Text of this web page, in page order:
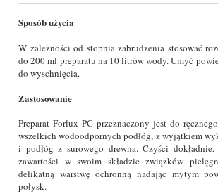
Sposób użycia
W zależności od stopnia zabrudzenia stosować
do 200 ml preparatu na 10 litrów wody. Umyć
do wyschnięcia.
Zastosowanie
Preparat Forlux PC przeznaczony jest do
wszelkich wodoodpornych podłóg, z wyjątkiem
i podłóg z surowego drewna. Czyści
zawartości w swoim składzie związków
delikatną warstwę ochronną nadając mytym
połysk.